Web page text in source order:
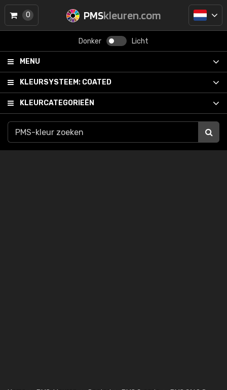
PMSkleuren.com
Donker Licht
MENU
KLEURSYSTEEM: COATED
KLEURCATEGORIEËN
0